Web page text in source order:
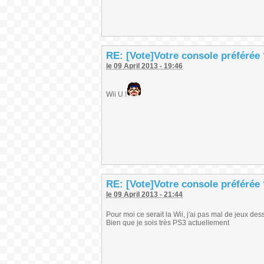
RE: [Vote]Votre console préférée
le 09 April 2013 - 19:46
Wii U !
RE: [Vote]Votre console préférée
le 09 April 2013 - 21:44
Pour moi ce serait la Wii, j'ai pas mal de jeux
Bien que je sois très PS3 actuellement